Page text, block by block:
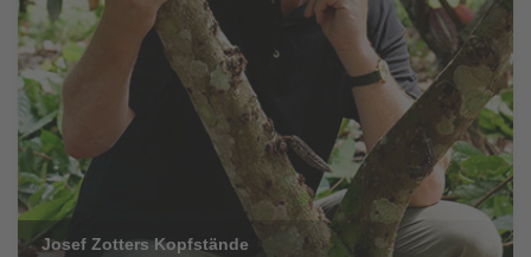
Josef Zotters Kopfstände